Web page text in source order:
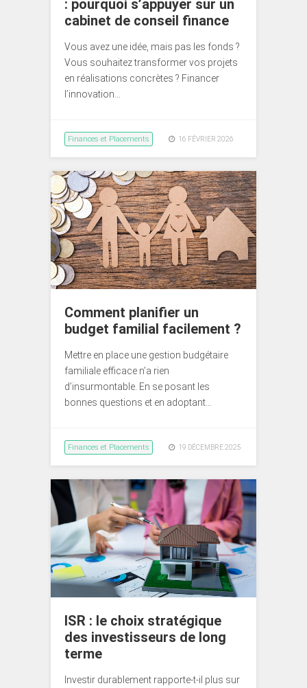
: pourquoi s’appuyer sur un
cabinet de conseil finance
Vous avez une idée, mais pas les fonds ?
Vous souhaitez transformer vos projets
en réalisations concrètes ? Financer
l’innovation…
Finances et Placements 16 FÉVRIER 2026
Comment planifier un
budget familial facilement ?
Mettre en place une gestion budgétaire
familiale efficace n’a rien
d’insurmontable. En se posant les
bonnes questions et en adoptant…
Finances et Placements 19 DÉCEMBRE 2025
ISR : le choix stratégique
des investisseurs de long
terme
Investir durablement rapporte-t-il plus sur